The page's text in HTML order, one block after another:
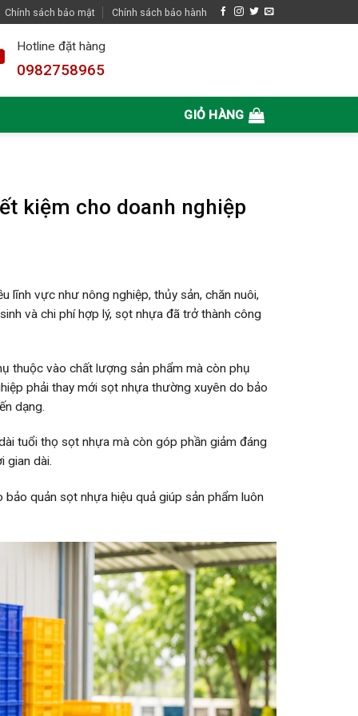
Chính sách bảo mật Chính sách bảo hành
Hotline đặt hàng
0982758965
GIỎ HÀNG
kiệm cho doanh nghiệp
vực như nông nghiệp, thủy sản, chăn nuôi,
và chi phí hợp lý, sọt nhựa đã trở thành công
thuộc vào chất lượng sản phẩm mà còn phụ
phải thay mới sọt nhựa thường xuyên do bảo
dạng.
tuổi thọ sọt nhựa mà còn góp phần giảm đáng
gian dài.
quản sọt nhựa hiệu quả giúp sản phẩm luôn